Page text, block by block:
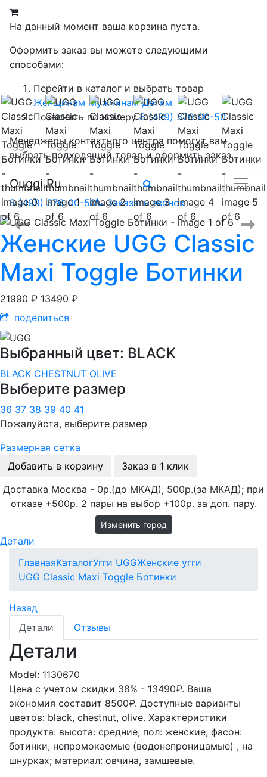
На данный момент ваша корзина пуста.
Оформить заказ вы можете следующими
способами:
Перейти в каталог и выбрать товар
Женщинам Мужчинам Детям
Позвонить по номеру8 (499) 376-00-50
Менеджеры контактного центра помогут вам
выбрать подходящий товар и оформить заказ.
Ouggi.Ru
8 (499) 376-00-50 Заказать звонок
Женские UGG Classic
Maxi Toggle Ботинки
21990 ₽ 13490 ₽
поделиться
Выбранный цвет: BLACK
BLACK CHESTNUT OLIVE
Выберите размер
36 37 38 39 40 41
Пожалуйста, выберите размер
Размерная сетка
Добавить в корзину
Заказ в 1 клик
Доставка Москва - 0р.(до МКАД), 500р.(за МКАД); при
отказе +500р. 2 пары на выбор +100р. за доп. пару.
Изменить город
Детали
ГлавнаяКаталогУгги UGGЖенские угги
UGG Classic Maxi Toggle Ботинки
Назад
Детали
Отзывы
Детали
Model: 1130670
Цена с учетом скидки 38% - 13490₽. Ваша
экономия составит 8500₽. Доступные варианты
цветов: black, chestnut, olive. Характеристики
продукта: высота: средние; пол: женские; фасон:
ботинки, непромокаемые (водонепроницамые) , на
шнурках; материал: овчина, замшевые.